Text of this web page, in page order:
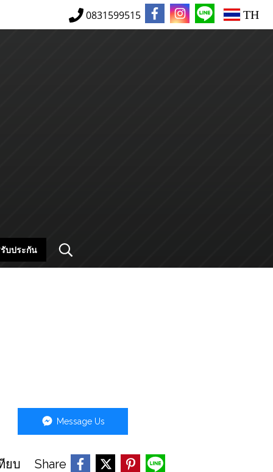
0831599515 TH
บประกัน
Message Us
ยบ Share